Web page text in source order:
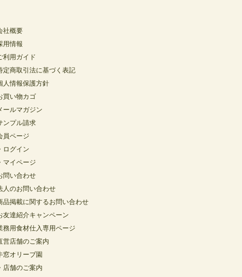
社概要
用情報
利用ガイド
定商取引法に基づく表記
人情報保護方針
買い物カゴ
ールマガジン
ンプル請求
員ページ
ログイン
マイページ
問い合わせ
人のお問い合わせ
品掲載に関するお問い合わせ
友達紹介キャンペーン
務用食材仕入専用ページ
営店舗のご案内
窓オリーブ園
店舗のご案内